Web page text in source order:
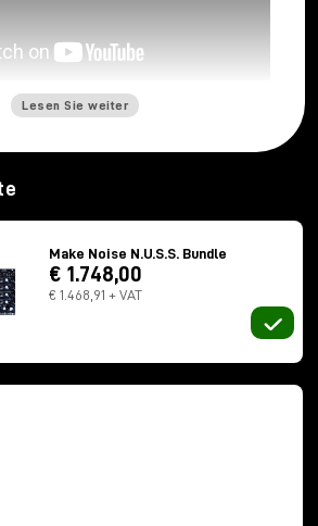
Eurorack-Synthese wird
direkt aus dem Verhalten des
diese Idee macht GTE zu
Module für alle, die mit
Performance-Systemen und
arbeiten.
Modul zur
Timing und
beliebigen Signalen
Lesen Sie weiter
Make Noise N.U.S.S. Bundle
€ 1.748,00
€ 1.468,91 + VAT